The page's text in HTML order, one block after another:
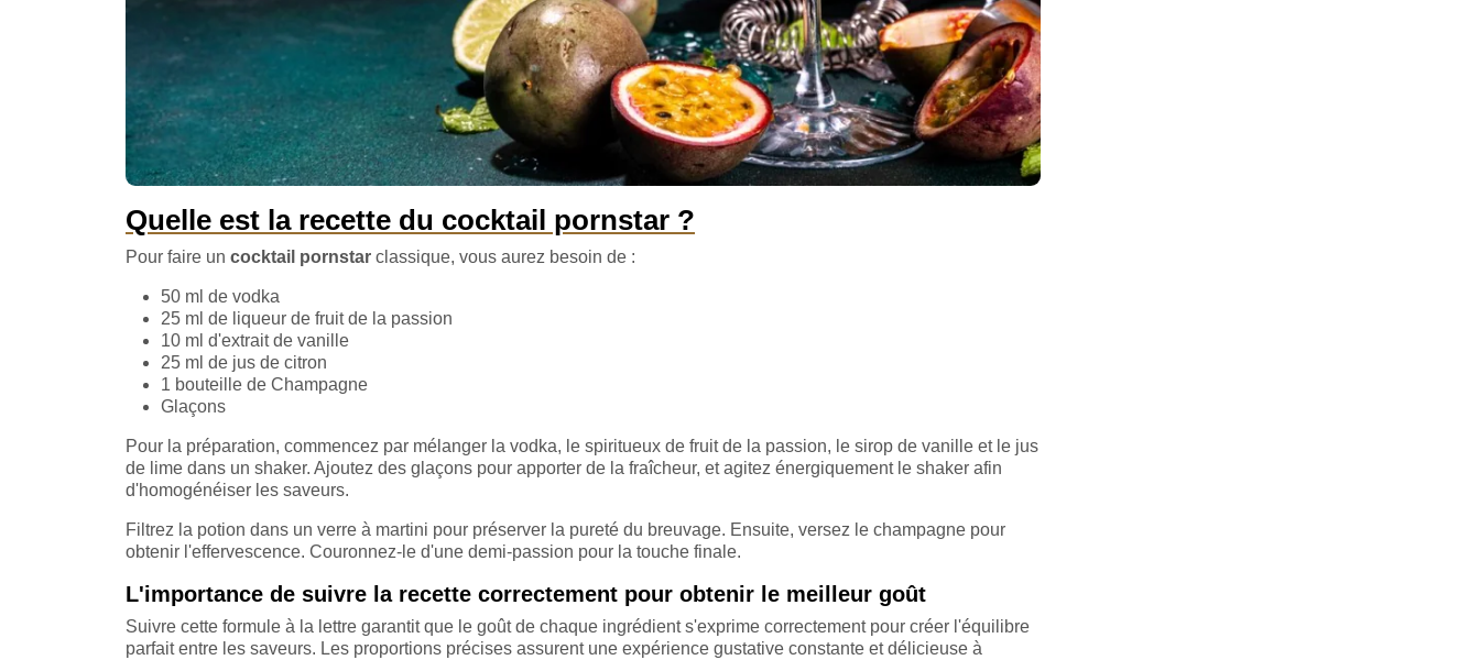
Quelle est la recette du cocktail pornstar ?
Pour faire un cocktail pornstar classique, vous aurez besoin de :
50 ml de vodka
25 ml de liqueur de fruit de la passion
10 ml d'extrait de vanille
25 ml de jus de citron
1 bouteille de Champagne
Glaçons
Pour la préparation, commencez par mélanger la vodka, le spiritueux de fruit de la passion, le sirop de vanille et le jus
de lime dans un shaker. Ajoutez des glaçons pour apporter de la fraîcheur, et agitez énergiquement le shaker afin
d'homogénéiser les saveurs.
Filtrez la potion dans un verre à martini pour préserver la pureté du breuvage. Ensuite, versez le champagne pour
obtenir l'effervescence. Couronnez-le d'une demi-passion pour la touche finale.
L'importance de suivre la recette correctement pour obtenir le meilleur goût
Suivre cette formule à la lettre garantit que le goût de chaque ingrédient s'exprime correctement pour créer l'équilibre
parfait entre les saveurs. Les proportions précises assurent une expérience gustative constante et délicieuse à